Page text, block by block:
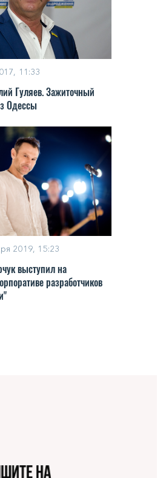
11:33
Гуляев. Зажиточный
Одессы
2019, 15:23
выступил на
разработчиков